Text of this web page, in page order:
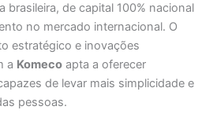
brasileira, de capital 100% nacional
no mercado internacional. O
estratégico e inovações
a Komeco apta a oferecer
de levar mais simplicidade e
pessoas.